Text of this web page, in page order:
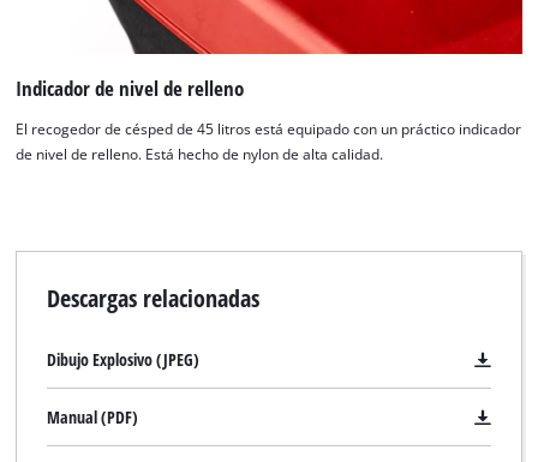
Indicador de nivel de relleno
El recogedor de césped de 45 litros está equipado con un práctico indicador
de nivel de relleno. Está hecho de nylon de alta calidad.
Descargas relacionadas
Dibujo Explosivo (JPEG)
Manual (PDF)